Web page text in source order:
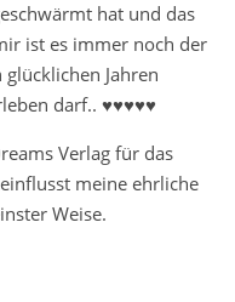
hat und das
ist es immer noch der
Jahren
darf.. ♥♥♥♥♥
Verlag für das
meine ehrliche
Weise.